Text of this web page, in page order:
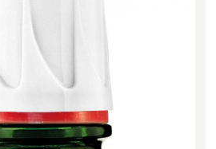
Bischof Detail
e.U. Detail
Detail